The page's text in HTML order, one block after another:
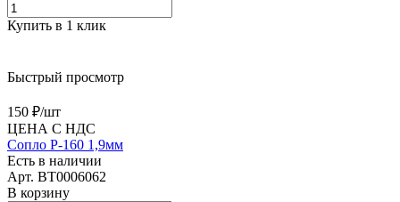
Купить в 1 клик
Быстрый просмотр
150 ₽/шт
ЦЕНА С НДС
Сопло P-160 1,9мм
Есть в наличии
Арт. BT0006062
В корзину